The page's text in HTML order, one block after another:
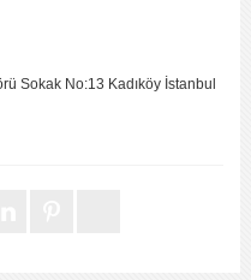
Sokak No:13 Kadıköy İstanbul